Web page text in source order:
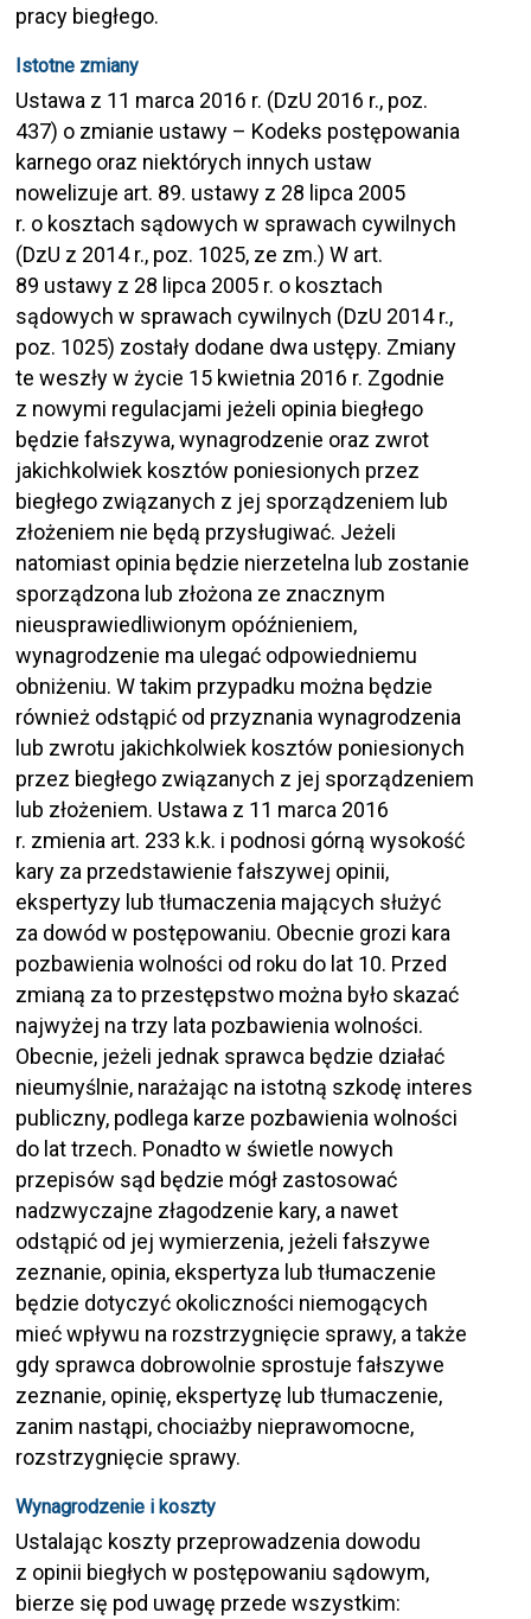
pracy biegłego.
Istotne zmiany
Ustawa z 11 marca 2016 r. (DzU 2016 r., poz.
437) o zmianie ustawy – Kodeks postępowania
karnego oraz niektórych innych ustaw
nowelizuje art. 89. ustawy z 28 lipca 2005
r. o kosztach sądowych w sprawach cywilnych
(DzU z 2014 r., poz. 1025, ze zm.) W art.
89 ustawy z 28 lipca 2005 r. o kosztach
sądowych w sprawach cywilnych (DzU 2014 r.,
poz. 1025) zostały dodane dwa ustępy. Zmiany
te weszły w życie 15 kwietnia 2016 r. Zgodnie
z nowymi regulacjami jeżeli opinia biegłego
będzie fałszywa, wynagrodzenie oraz zwrot
jakichkolwiek kosztów poniesionych przez
biegłego związanych z jej sporządzeniem lub
złożeniem nie będą przysługiwać. Jeżeli
natomiast opinia będzie nierzetelna lub zostanie
sporządzona lub złożona ze znacznym
nieusprawiedliwionym opóźnieniem,
wynagrodzenie ma ulegać odpowiedniemu
obniżeniu. W takim przypadku można będzie
również odstąpić od przyznania wynagrodzenia
lub zwrotu jakichkolwiek kosztów poniesionych
przez biegłego związanych z jej sporządzeniem
lub złożeniem. Ustawa z 11 marca 2016
r. zmienia art. 233 k.k. i podnosi górną wysokość
kary za przedstawienie fałszywej opinii,
ekspertyzy lub tłumaczenia mających służyć
za dowód w postępowaniu. Obecnie grozi kara
pozbawienia wolności od roku do lat 10. Przed
zmianą za to przestępstwo można było skazać
najwyżej na trzy lata pozbawienia wolności.
Obecnie, jeżeli jednak sprawca będzie działać
nieumyślnie, narażając na istotną szkodę interes
publiczny, podlega karze pozbawienia wolności
do lat trzech. Ponadto w świetle nowych
przepisów sąd będzie mógł zastosować
nadzwyczajne złagodzenie kary, a nawet
odstąpić od jej wymierzenia, jeżeli fałszywe
zeznanie, opinia, ekspertyza lub tłumaczenie
będzie dotyczyć okoliczności niemogących
mieć wpływu na rozstrzygnięcie sprawy, a także
gdy sprawca dobrowolnie sprostuje fałszywe
zeznanie, opinię, ekspertyzę lub tłumaczenie,
zanim nastąpi, chociażby nieprawomocne,
rozstrzygnięcie sprawy.
Wynagrodzenie i koszty
Ustalając koszty przeprowadzenia dowodu
z opinii biegłych w postępowaniu sądowym,
bierze się pod uwagę przede wszystkim: